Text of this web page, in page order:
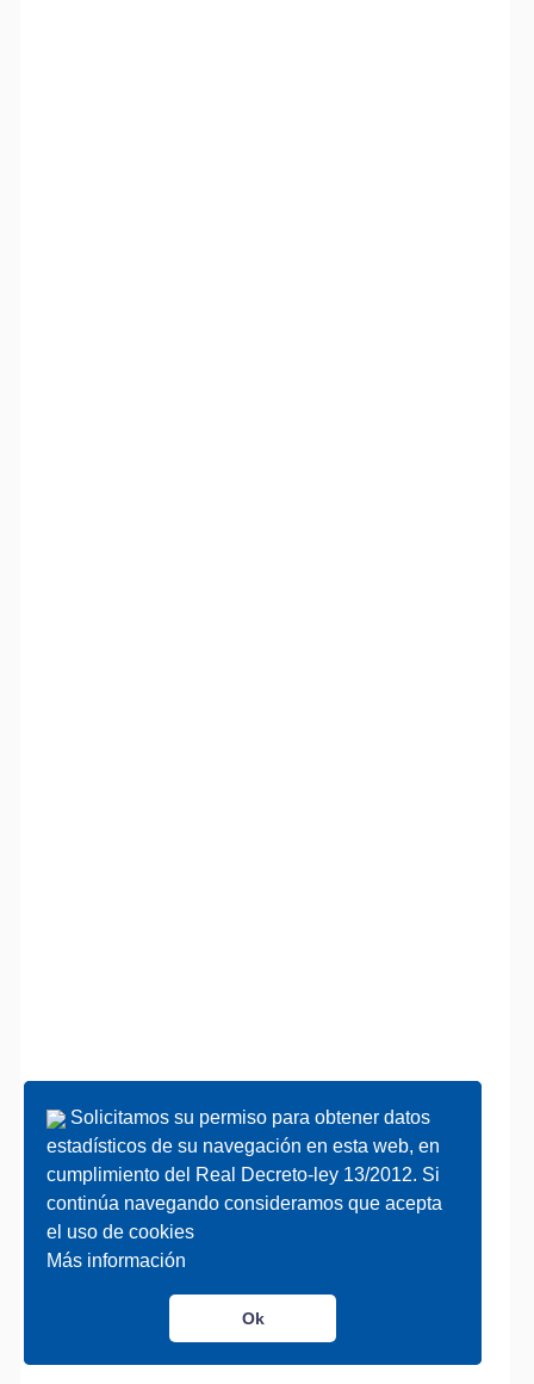
Solicitamos su permiso para obtener datos
estadísticos de su navegación en esta web, en
cumplimiento del Real Decreto-ley 13/2012. Si
continúa navegando consideramos que acepta
el uso de cookies
Más información
Ok
Solicitamos su permiso para obtener datos
estadísticos de su navegación en esta web, en
cumplimiento del Real Decreto-ley 13/2012. Si
continúa navegando consideramos que acepta
el uso de cookies
Más información
Ok